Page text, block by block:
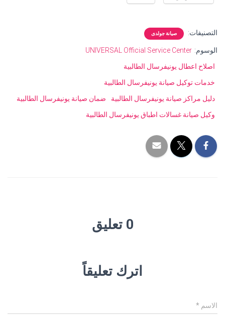
التصنيفات: صيانة جولدى
الوسوم: UNIVERSAL Official Service Center
اصلاح اعطال يونيفرسال الطالبية
خدمات توكيل صيانة يونيفرسال الطالبية
دليل مراكز صيانة يونيفرسال الطالبية
ضمان صيانة يونيفرسال الطالبية
وكيل صيانة غسالات اطباق يونيفرسال الطالبية
0 تعليق
اترك تعليقاً
الاسم *